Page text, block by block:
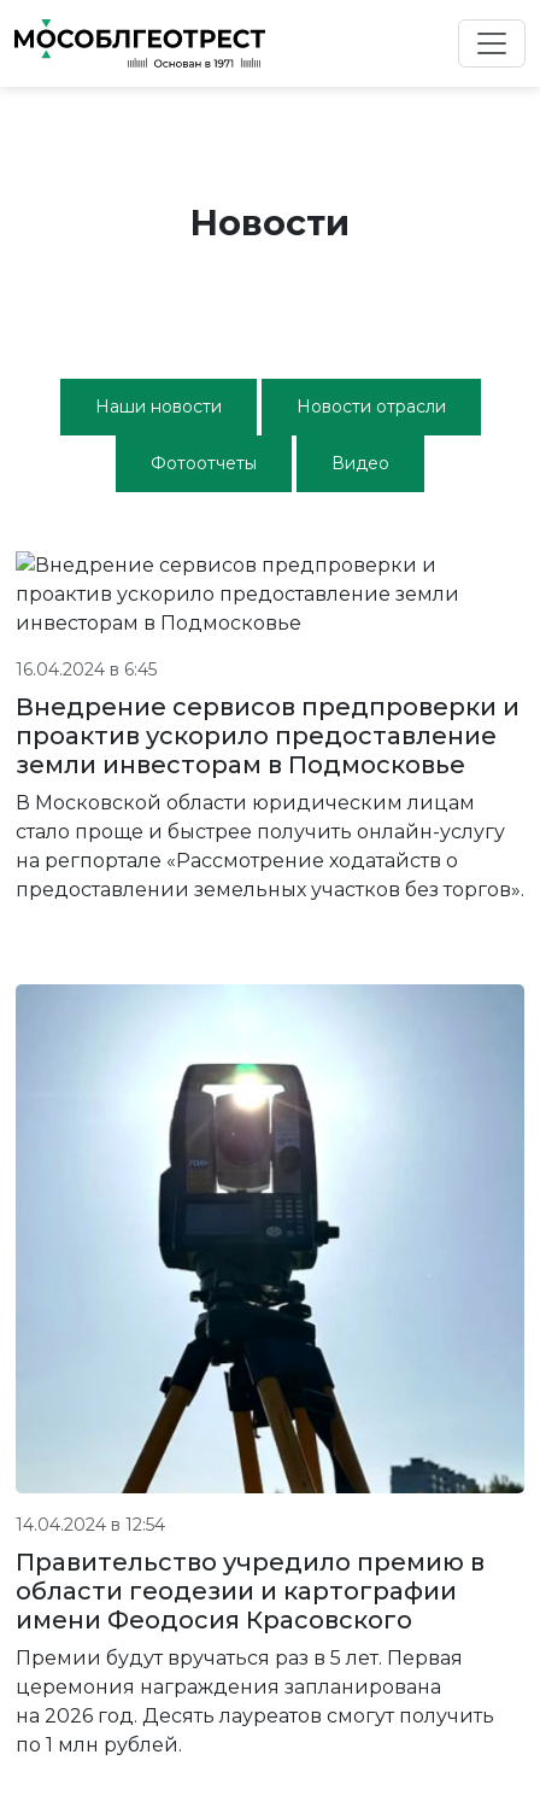
Новости
Наши новости Новости отрасли
Фотоотчеты Видео
Внедрение сервисов предпроверки и
проактив ускорило предоставление
земли инвесторам в Подмосковье
В Московской области юридическим лицам
стало проще и быстрее получить онлайн-услугу
на регпортале «Рассмотрение ходатайств о
предоставлении земельных участков без торгов».
16.04.2024 в 6:45
Правительство учредило премию в
области геодезии и картографии
имени Феодосия Красовского
Премии будут вручаться раз в 5 лет. Первая
церемония награждения запланирована
на 2026 год. Десять лауреатов смогут получить
по 1 млн рублей.
14.04.2024 в 12:54